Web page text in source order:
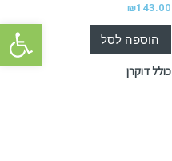
פתח
₪143.00
הוספה לסל
כולל דוקרן